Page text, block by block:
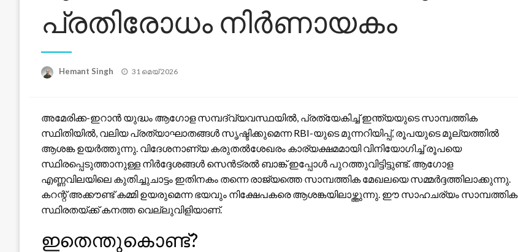
പ്രതിരോധം നിർണായകം
Hemant Singh
Posted
31 മെയ്‌ 2026
അമേരിക്ക-ഇറാൻ യുദ്ധം ആഗോള സമ്പദ്‌വ്യവസ്ഥയിൽ, പ്രത്യേകിച്ച് ഇന്ത്യയുടെ സാമ്പത്തിക
സ്ഥിതിയിൽ, വലിയ പ്രത്യാഘാതങ്ങൾ സൃഷ്ടിക്കുമെന്ന RBI-യുടെ മുന്നറിയിപ്പ്, രൂപയുടെ മൂല്യത്തിൽ
ആശങ്ക ഉയർത്തുന്നു. വിദേശനാണ്യ കരുതൽശേഖരം കാര്യക്ഷമമായി വിനിയോഗിച്ച് രൂപയെ
സ്ഥിരപ്പെടുത്താനുള്ള നിർദ്ദേശങ്ങൾ സെൻട്രൽ ബാങ്ക് ഇപ്പോൾ പുറത്തുവിട്ടിട്ടുണ്ട്. ആഗോള
എണ്ണവിലയിലെ കുതിച്ചുചാട്ടം ഇതിനകം തന്നെ രാജ്യത്തെ സാമ്പത്തിക മേഖലയെ സമ്മർദ്ദത്തിലാക്കുന്നു.
കറന്റ് അക്കൗണ്ട് കമ്മി ഉയരുമെന്ന ഭയവും നിക്ഷേപകരെ ആശങ്കയിലാഴ്ത്തുന്നു. ഈ സാഹചര്യം സാമ്പത്തിക
സ്ഥിരതയ്ക്ക് കനത്ത വെല്ലുവിളിയാണ്.
ഇതെന്തുകൊണ്ട്?